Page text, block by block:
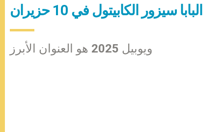
البابا سيزور الكابيتول في 10 حزيران
ويوبيل 2025 هو العنوان الأبرز